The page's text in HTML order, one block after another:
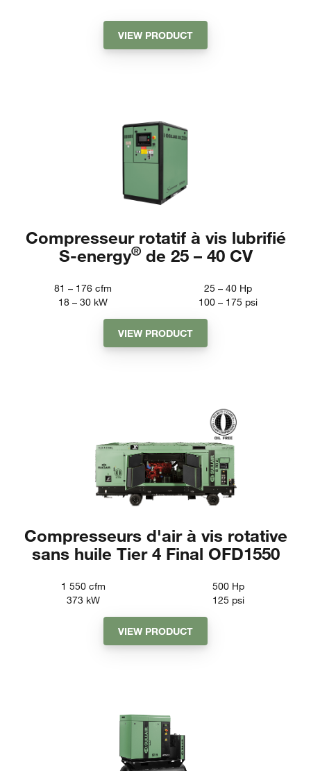
VIEW PRODUCT
Compresseur rotatif à vis lubrifié
S-energy®de 25 – 40 CV
81 – 176 cfm 25 – 40 Hp
18 – 30 kW 100 – 175 psi
VIEW PRODUCT
Compresseurs d'air à vis rotative
sans huile Tier 4 Final OFD1550
1 550 cfm 500 Hp
373 kW 125 psi
VIEW PRODUCT